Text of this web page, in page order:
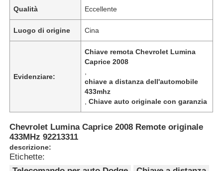
Qualità Eccellente
Luogo di origine Cina
Evidenziare:
Chiave remota Chevrolet Lumina
Caprice 2008
chiave a distanza dell'automobile
433mhz
,Chiave auto originale con garanzia
Chevrolet Lumina Caprice 2008 Remote originale
433MHz 92213311
descrizione:
Etichette: